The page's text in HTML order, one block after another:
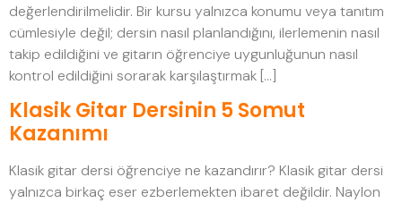
değerlendirilmelidir. Bir kursu yalnızca konumu veya tanıtım
cümlesiyle değil; dersin nasıl planlandığını, ilerlemenin nasıl
takip edildiğini ve gitarın öğrenciye uygunluğunun nasıl
kontrol edildiğini sorarak karşılaştırmak […]
Klasik Gitar Dersinin 5 Somut
Kazanımı
Klasik gitar dersi öğrenciye ne kazandırır? Klasik gitar dersi
yalnızca birkaç eser ezberlemekten ibaret değildir. Naylon